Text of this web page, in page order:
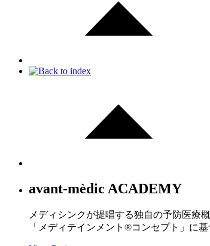
avant-mèdic ACADEMY
メディシンクが提唱する独自の予防医療
「メディテインメント ®コンセプト」に